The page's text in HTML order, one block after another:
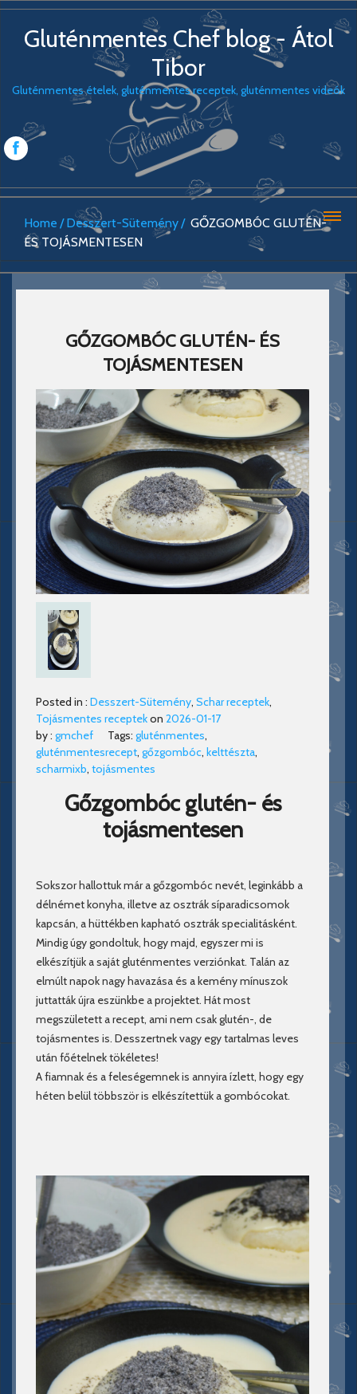
Gluténmentes Chef blog - Átol
Tibor
Gluténmentes ételek, gluténmentes receptek, gluténmentes videók
Home Desszert-Sütemény
GŐZGOMBÓC GLUTÉN-
ÉS TOJÁSMENTESEN
GŐZGOMBÓC GLUTÉN- ÉS
TOJÁSMENTESEN
Posted in : Desszert-Sütemény, Schar receptek,
Tojásmentes receptekon 2026-01-17
by : gmchef Tags: gluténmentes,
gluténmentesrecept, gőzgombóc, kelttészta,
scharmixb, tojásmentes
Gőzgombóc glutén- és
tojásmentesen
Sokszor hallottuk már a gőzgombóc nevét, leginkább a
délnémet konyha, illetve az osztrák síparadicsomok
kapcsán, a hüttékben kapható osztrák specialitásként.
Mindig úgy gondoltuk, hogy majd, egyszer mi is
elkészítjük a saját gluténmentes verziónkat. Talán az
elmúlt napok nagy havazása és a kemény mínuszok
juttatták újra eszünkbe a projektet. Hát most
megszületett a recept, ami nem csak glutén-, de
tojásmentes is. Desszertnek vagy egy tartalmas leves
után főételnek tökéletes!
A fiamnak és a feleségemnek is annyira ízlett, hogy egy
héten belül többször is elkészítettük a gombócokat.